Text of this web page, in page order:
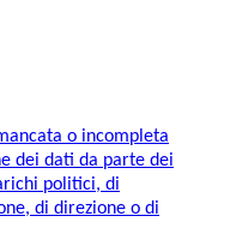
o incompleta
dei dati da parte dei
politici, di
di direzione o di